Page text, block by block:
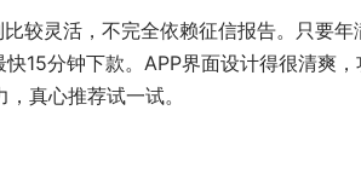
较灵活，不完全依赖征信报告。只要
15分钟下款。APP界面设计得很清爽
真心推荐试一试。